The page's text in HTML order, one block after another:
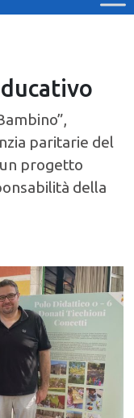
paritarie del
progetto
della